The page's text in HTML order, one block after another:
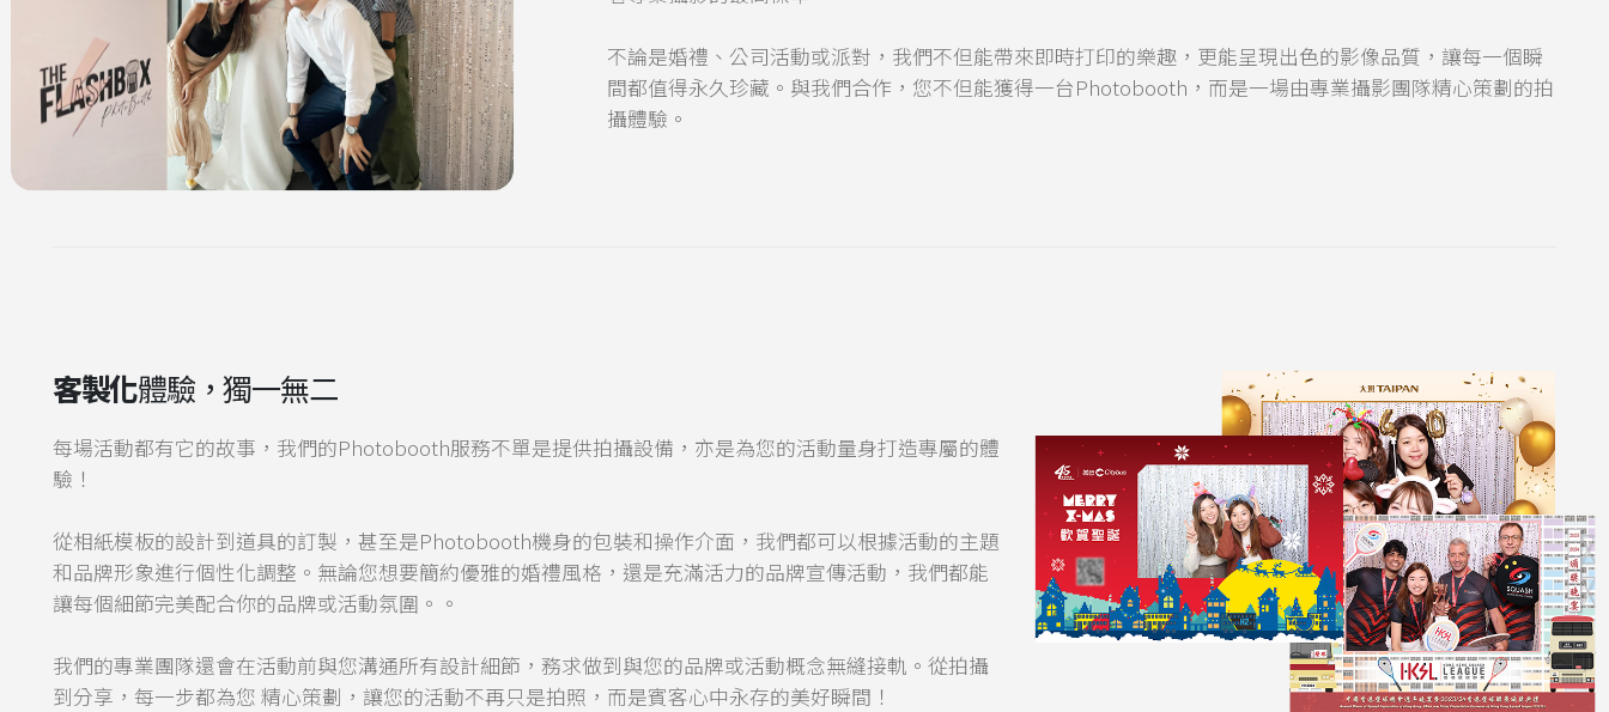
不論是婚禮、公司活動或派對，我們不但能帶來即時打印的樂趣，更能呈現出色的影像品質，讓每一個瞬
間都值得永久珍藏。與我們合作，您不但能獲得一台Photobooth，而是一場由專業攝影團隊精心策劃的拍
攝體驗。
客製化體驗，獨一無二
每場活動都有它的故事，我們的Photobooth服務不單是提供拍攝設備，亦是為您的活動量身打造專屬的體
驗！
從相紙模板的設計到道具的訂製，甚至是Photobooth機身的包裝和操作介面，我們都可以根據活動的主題
和品牌形象進行個性化調整。無論您想要簡約優雅的婚禮風格，還是充滿活力的品牌宣傳活動，我們都能
讓每個細節完美配合你的品牌或活動氛圍。。
我們的專業團隊還會在活動前與您溝通所有設計細節，務求做到與您的品牌或活動概念無縫接軌。從拍攝
到分享，每一步都為您 精心策劃，讓您的活動不再只是拍照，而是賓客心中永存的美好瞬間！